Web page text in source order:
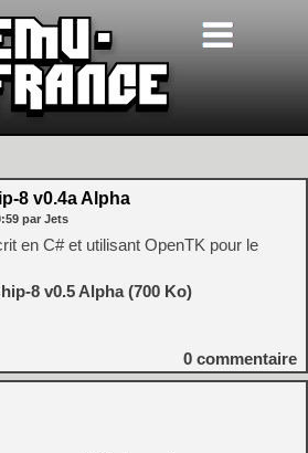
8 v0.4a Alpha
par Jets
en C# et utilisant OpenTK pour le
8 v0.5 Alpha (700 Ko)
0 commentaire